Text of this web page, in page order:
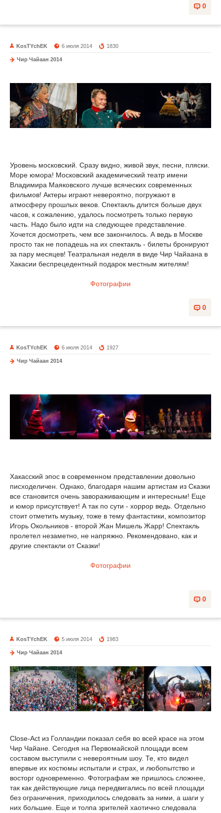
0
KosTYchEK 6 июля 2014 1830
Чир Чайаан 2014
Уровень московский. Сразу видно, живой звук, песни, пляски.
Море юмора! Московский академический театр имени
Владимира Маяковского лучше всяческих современных
фильмов! Актеры играют невероятно, погружают в
атмосферу прошлых веков. Спектакль длится больше двух
часов, к сожалению, удалось посмотреть только первую
часть. Надо было идти на следующее представление.
Хочется досмотреть, чем все закончилось. А ведь в Москве
просто так не попадешь на их спектакль - билеты бронируют
за пару месяцев! Театральная неделя в виде Чир Чайаана в
Хакасии беспрецедентный подарок местным жителям!
Фотографии
0
KosTYchEK 6 июля 2014 1927
Чир Чайаан 2014
Хакасский эпос в современном представлении довольно
писходеличен. Однако, благодаря нашим артистам из Сказки
все становится очень завораживающим и интересным! Еще
и юмор присутствует! А так по сути - хоррор ведь. Отдельно
стоит отметить музыку, тоже в тему фантастики, композитор
Игорь Окольников - второй Жан Мишель Жарр! Спектакль
пролетел незаметно, не напряжно. Рекомендовано, как и
другие спектакли от Сказки!
Фотографии
0
KosTYchEK 5 июля 2014 1983
Чир Чайаан 2014
Close-Act из Голландии показал себя во всей красе на этом
Чир Чайане. Сегодня на Первомайской площади всем
составом выступили с невероятным шоу. Те, кто видел
впервые их костюмы испытали и страх, и любопытство и
восторг одновременно. Фотографам же пришлось сложнее,
так как действующие лица передвигались по всей площади
без ограничения, приходилось следовать за ними, а шаги у
них большие. Еще и толпа зрителей хаотично следовала